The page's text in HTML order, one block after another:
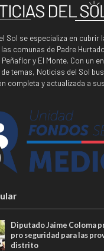
Sol se especializa en cubrir
comunas de Padre
y El Monte. Con un
temas, Noticias del Sol
completa y actualizada a
Diputado Jaime Coloma
pro seguridad para las
distrito